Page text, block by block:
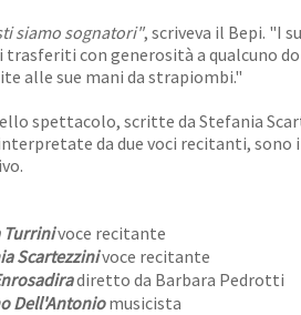
siamo sognatori", scriveva il Bepi. "I
trasferiti con generosità a qualcuno
alle sue mani da strapiombi."
spettacolo, scritte da Stefania
da due voci recitanti, sono
Turrinivoce recitante
Scartezzinivoce recitante
diretto da Barbara Pedrotti
Dell'Antoniomusicista